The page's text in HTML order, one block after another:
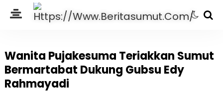
Wanita Pujakesuma Teriakkan Sumut
Bermartabat Dukung Gubsu Edy
Rahmayadi